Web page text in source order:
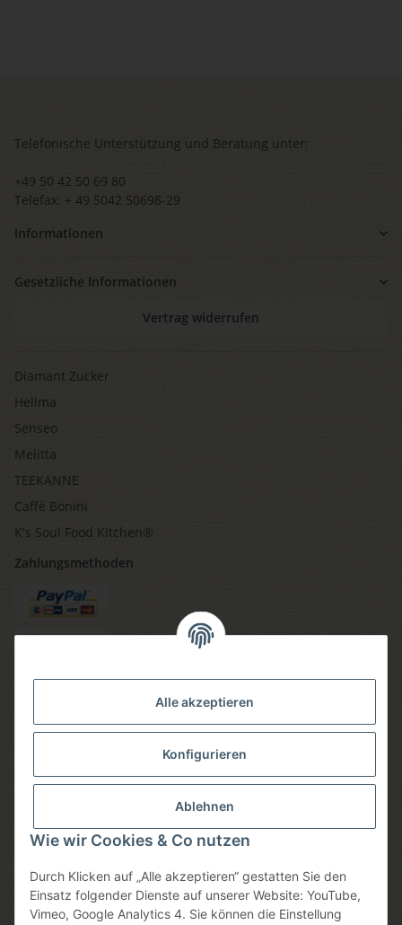
Alle akzeptieren
Konfigurieren
Ablehnen
Wie wir Cookies & Co nutzen
Durch Klicken auf „Alle akzeptieren“ gestatten Sie den
Einsatz folgender Dienste auf unserer Website: YouTube,
Vimeo, Google Analytics 4. Sie können die Einstellung
Telefonische Unterstützung und Beratung unter:
+49 50 42 50 69 80
Telefax: + 49 5042 50698-29
Informationen
Gesetzliche Informationen
Vertrag widerrufen
Diamant Zucker
Hellma
Senseo
Melitta
TEEKANNE
Caffè Bonini
K's Soul Food Kitchen®
Zahlungsmethoden
Versandmethoden
Sicheres einkaufen